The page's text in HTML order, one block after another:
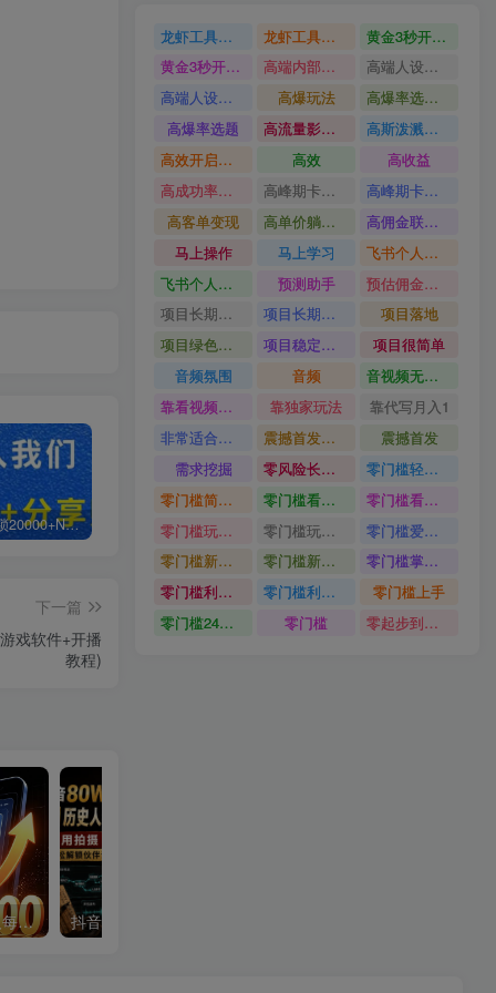
白菜价解锁20000+N个赚钱机会，加入轻创终点站会员，全站资源免费学习。 【站长运营资料】无水印课程资源
下一篇
戏软件+开播
教程)
单身小众交友赛道，一个人每天轻松到手1000+，落地快、见效稳【揭秘】
龙虾工具完整部署教学图文视频理财多赛道AI变现 龙虾工具完整部署教学
黄金3秒开头与标题海报玩法六大运营硬核技能高效变现
黄金3秒开头与标题海报玩法
高端内部魔灵召唤挂G打金
高端人设搭建积累客户信任图文剪辑谈单转化实操教学
高端人设搭建积累客户信任
高爆玩法
高爆率选题方法
高爆率选题
高流量影视片
高斯泼溅与游戏化交互课程
高效开启跨境賺钱新通道
高效
高收益
高成功率爆款全流程打法
高峰期卡顿利润被抽干私域直播核心痛点解析
高峰期卡顿利润被抽干
高客单变现
高单价躺賺玩法
高佣金联盟课
马上操作
马上学习
飞书个人版100G注册教程无需额外扩容
飞书个人版100G注册教程
预测助手
预估佣金有2200
项目长期稳定宝妈上班族既能兼职增收
项目长期稳定
项目落地
项目绿色长久
项目稳定落地两年以上
项目很简单
音频氛围
音频
音视频无损切割剪辑神器
靠看视频就能在YouTube上賺到钱
靠独家玩法
靠代写月入1
非常适合小白快速上手
震撼首发小白利用电脑做游戏搬砖
震撼首发
需求挖掘
零风险长期做
零门槛轻资产创业
零门槛简单易上手
零门槛看完就能上手只需一部手机轻松日收30
零门槛看完就能上手
零门槛玩转伙伴计划与精选独家单日稳定收益1k
零门槛玩转伙伴计划与精选独家
零门槛爱奇艺变现冷门赛道
零门槛新手快速入门闲鱼电商日赚百元新手必看教程
零门槛新手快速入门闲鱼电商日赚百元
零门槛掌握汽车赛道变现玩法
零门槛利用AI只需几分钟轻松做出带货短视频
零门槛利用AI
零门槛上手
零门槛24小时无人值守被动创收项目
零门槛 零起步到独立实操